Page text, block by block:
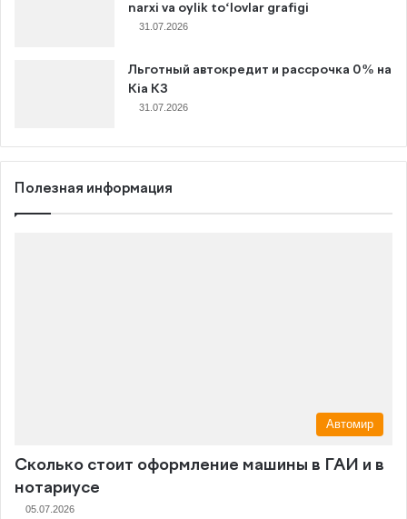
narxi va oylik to‘lovlar grafigi
31.07.2026
Льготный автокредит и рассрочка 0% на
Kia K3
31.07.2026
Полезная информация
Автомир
Сколько стоит оформление машины в ГАИ и в
нотариусе
05.07.2026